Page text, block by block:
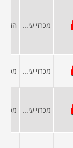
מכרזי עיריות ומועצות
מכרזי עיריות ומועצות
מכרזי עיריות ומועצות